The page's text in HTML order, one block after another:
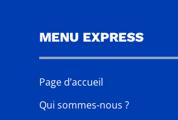
MENU EXPRESS
Page d’accueil
Qui sommes-nous ?